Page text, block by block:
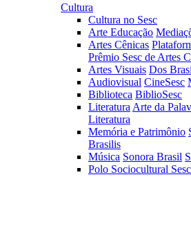
Cultura
Cultura no Sesc
Arte Educação
Artes Cênicas
Prêmio Sesc de Artes
Artes Visuais Dos
Audiovisual CineSesc
Biblioteca BiblioSesc
Literatura Arte da
Literatura
Memória e Patrimônio
Brasilis
Música Sonora Brasil
Polo Sociocultural